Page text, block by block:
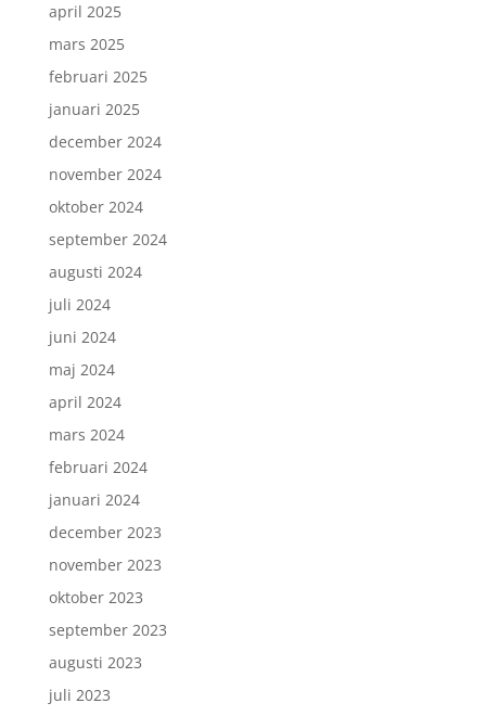
april 2025
mars 2025
februari 2025
januari 2025
december 2024
november 2024
oktober 2024
september 2024
augusti 2024
juli 2024
juni 2024
maj 2024
april 2024
mars 2024
februari 2024
januari 2024
december 2023
november 2023
oktober 2023
september 2023
augusti 2023
juli 2023